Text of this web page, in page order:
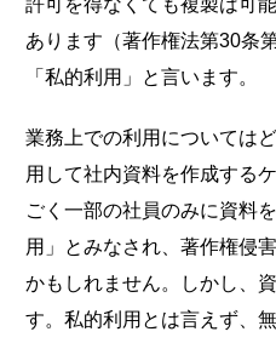
あります（著作権法第30条
「私的利用」と言います。
業務上での利用については
用して社内資料を作成する
ごく一部の社員のみに資料
用」とみなされ、著作権侵
かもしれません。しかし、
す。私的利用とは言えず、